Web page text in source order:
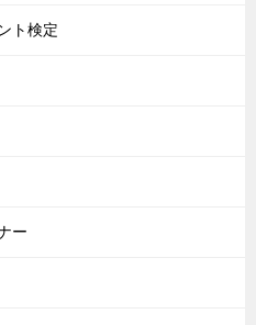
ト検定
ー